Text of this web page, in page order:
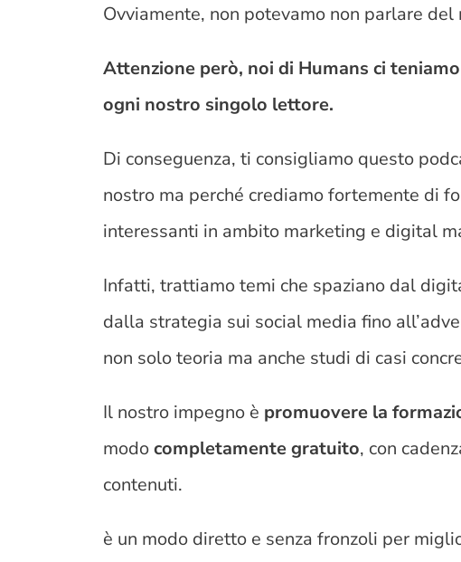
Ovviamente, non potevamo non parlare del
Attenzione però, noi di Humans ci
ogni nostro singolo lettore.
Di conseguenza, ti consigliamo questo
nostro ma perché crediamo fortemente di
interessanti in ambito marketing e digital
Infatti, trattiamo temi che spaziano dal
dalla strategia sui social media fino
non solo teoria ma anche studi di casi
Il nostro impegno è promuovere la
modocompletamente gratuito, con
contenuti.
è un modo diretto e senza fronzoli per